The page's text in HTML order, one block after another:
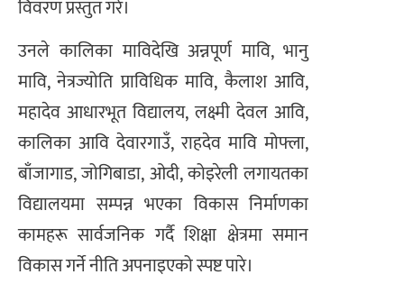
विवरण प्रस्तुत गरे।
उनले कालिका माविदेखि अन्नपूर्ण मावि, भानु
मावि, नेत्रज्योति प्राविधिक मावि, कैलाश आवि,
महादेव आधारभूत विद्यालय, लक्ष्मी देवल आवि,
कालिका आवि देवारगाउँ, राहदेव मावि मोफ्ला,
बाँजागाड, जोगिबाडा, ओदी, कोइरेली लगायतका
विद्यालयमा सम्पन्न भएका विकास निर्माणका
कामहरू सार्वजनिक गर्दै शिक्षा क्षेत्रमा समान
विकास गर्ने नीति अपनाइएको स्पष्ट पारे।